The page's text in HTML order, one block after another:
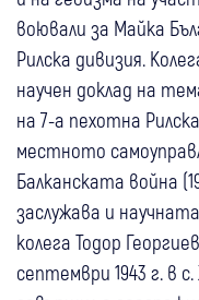
воювали за Майка
Рилска дивизия.
научен доклад на
на 7-а пехотна
местното
Балканската война
заслужава и
колега Тодор
септември 1943 г. в